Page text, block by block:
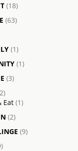
(18)
(63)
(1)
(1)
(3)
Eat (1)
(2)
(9)